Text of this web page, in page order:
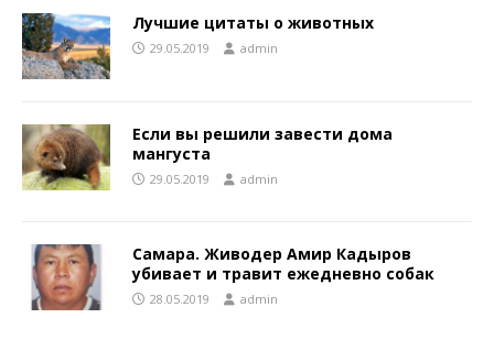
Лучшие цитаты о животных
29.05.2019 admin
Если вы решили завести дома
мангуста
29.05.2019 admin
Самара. Живодер Амир Кадыров
убивает и травит ежедневно собак
28.05.2019 admin